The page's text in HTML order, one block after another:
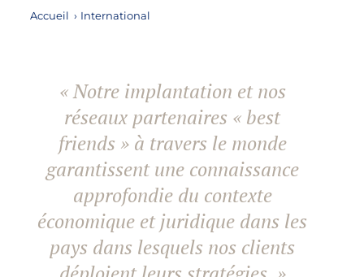
Accueil › International
« Notre implantation et nos
réseaux partenaires « best
friends » à travers le monde
garantissent une connaissance
approfondie du contexte
économique et juridique dans les
pays dans lesquels nos clients